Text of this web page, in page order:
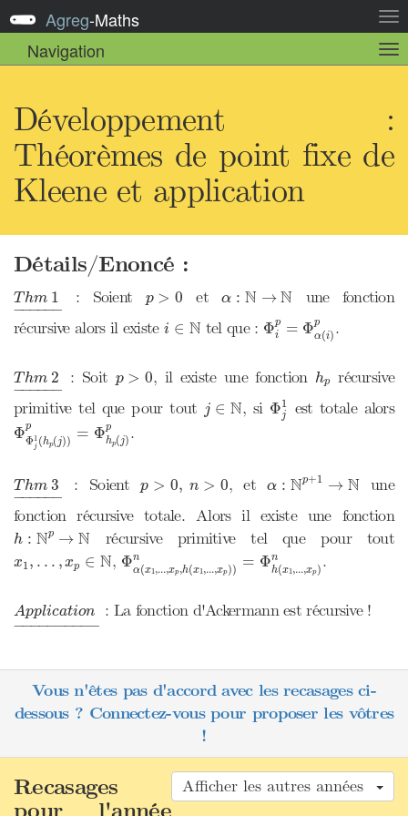
la
Agreg-Maths
Navigation
la
Développement :
Théorèmes de point fixe de
Kleene et application
Détails/Enoncé :
T hm 1
−−−−−−
Thm 1 : Soient p > 0
p > 0 etα : N → N
N→ N
une fonction
récursive alors il existe i ∈ N
i∈N tel que : Φp
i
= Φp
α(i)
Φip Φα .
T hm 2
−−−−−−
Thm 2 _: Soit p > 0
p > 0 , il existe une fonction hp
h
récursive
primitive tel que pour tout j ∈ N
j∈N , si Φ1
j
Φ j est totale alors
Φp
Φ1
j (hp(j)) = Φp
hp(j)
ΦΦ )p= .
T hm 3
−−−−−−
Thm 3 : Soientp > 0, n > 0
p > 0, n> 0 , etα : Np+1 → N
Np+1 N
une
fonction récursive totale. Alors il existe une fonction
h : Np → N
h Np→ N récursive primitive tel que pour tout
x1 , . . . , xp ∈ N
N , Φn
α(x1,...,xp,h(x1,...,xp)) = Φn
h(x1,...,xp)
Φα ,xp .
Application
−−−−−−−−−−
Appli c ati on _: La fonction d'Ackermann est récursive !
Vous n'êtes pas d'accord avec les recasages ci-
dessous ? Connectez-vous pour proposer les vôtres
!
Afficher les autres années
Recasages